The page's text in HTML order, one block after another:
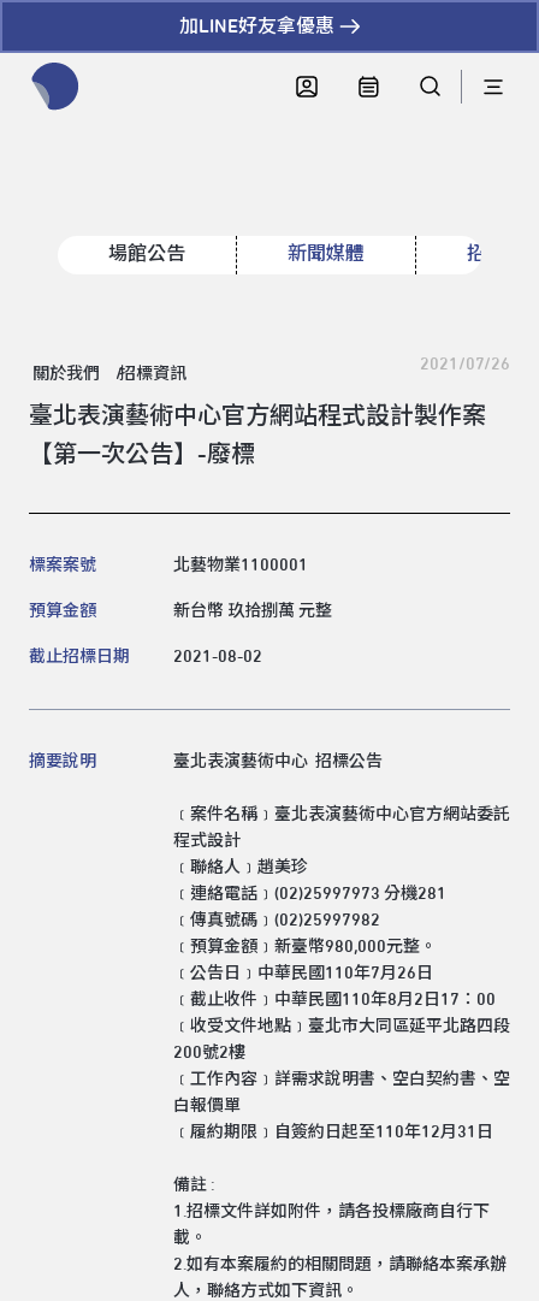
加LINE好友拿優惠
場館公告 新聞媒體 招標資
關於我們 招標資訊
2021/07/26
臺北表演藝術中心官方網站程式設計製作案
【第一次公告】-廢標
標案案號 北藝物業1100001
預算金額 新台幣 玖拾捌萬 元整
截止招標日期 2021-08-02
摘要說明 臺北表演藝術中心 招標公告
﹝案件名稱﹞臺北表演藝術中心官方網站委託
程式設計
﹝聯絡人﹞趙美珍
﹝連絡電話﹞(02)25997973 分機281
﹝傳真號碼﹞(02)25997982
﹝預算金額﹞新臺幣980,000元整。
﹝公告日﹞中華民國110年7月26日
﹝截止收件﹞中華民國110年8月2日17：00
﹝收受文件地點﹞臺北市大同區延平北路四段
200號2樓
﹝工作內容﹞詳需求說明書、空白契約書、空
白報價單
﹝履約期限﹞自簽約日起至110年12月31日
備註 :
1.招標文件詳如附件，請各投標廠商自行下
載。
2.如有本案履約的相關問題，請聯絡本案承辦
人，聯絡方式如下資訊。
領標人姓名
領標人電子信箱